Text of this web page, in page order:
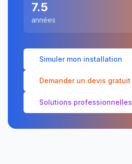
7.5
années
Simuler mon installation
Demander un devis gratuit
Solutions professionnelles